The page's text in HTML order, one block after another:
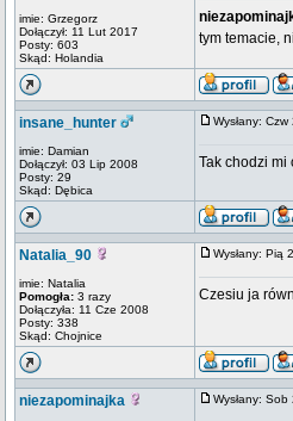
imie: Grzegorz
Dołączył: 11 Lut 2017
Posty: 603
Skąd: Holandia
tym temacie,
insane_hunter
imie: Damian
Dołączył: 03 Lip 2008
Posty: 29
Skąd: Dębica
Wysłany:
Tak chodzi mi
Natalia_90
imie: Natalia
Pomogła: 3 razy
Dołączyła: 11 Cze 2008
Posty: 338
Skąd: Chojnice
Wysłany: Pią
Czesiu ja
niezapominajka Wysłany: